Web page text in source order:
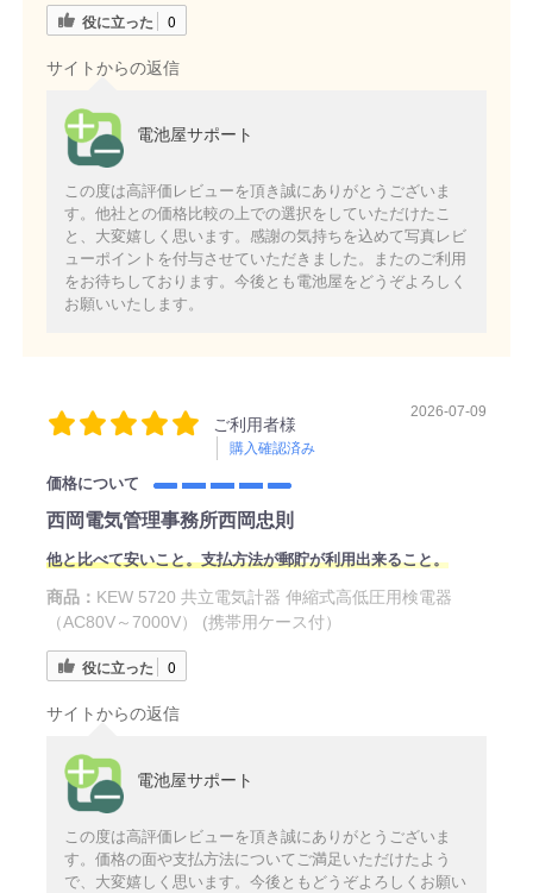
役に立った 0
サイトからの返信
電池屋サポート
この度は高評価レビューを頂き誠にありがとうございま
す。他社との価格比較の上での選択をしていただけたこ
と、大変嬉しく思います。感謝の気持ちを込めて写真レビ
ューポイントを付与させていただきました。またのご利用
をお待ちしております。今後とも電池屋をどうぞよろしく
お願いいたします。
ご利用者様
購入確認済み
2026-07-09
価格について
西岡電気管理事務所西岡忠則
他と比べて安いこと。支払方法が郵貯が利用出来ること。
商品： KEW 5720 共立電気計器 伸縮式高低圧用検電器
（AC80V～7000V） (携帯用ケース付）
役に立った 0
サイトからの返信
電池屋サポート
この度は高評価レビューを頂き誠にありがとうございま
す。価格の面や支払方法についてご満足いただけたよう
で、大変嬉しく思います。今後ともどうぞよろしくお願い